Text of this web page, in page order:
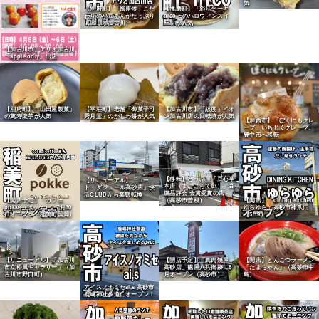
【加古川市】アリオ加古川
「apple only」出店
【別府町】「御座候」こだ
わりの小豆あんがたっぷり
（アリオ加古川）
【播磨町】「彩りケーキ
nico」のハロウィンスイ
ーツが人気
気
【別府町】「山田屋製菓」
の萬寿楽芋が人気
【平荘町】老舗「御菓子司
秀月堂」のかしわ餅が人気
【加古川市】「紋度」イオ
ン加古川店の回転焼が人気
【加西市】「ぼくにもクレ
ープ」いちじくクレープ、
豊中市へ移転
【開店予定】「カフェ
pokke（ポッケ）」7月30
日オープン（稲美町国岡）
【リニューアル】「コー
ト・ダジュール高砂店」快
活CLUBから業態転換
【移転】とうふ屋「豆心亭
本店（まごころてい）」豆
腐品評会 金賞受賞の店
（高砂市曽根）
【開店】「dining kitchen
ゆらゆら」高砂市神爪に
（5/19）
【リニューアル】「加古川
市立松風ギャラリー」（加
古川市野口町）
アイスノオミセai,s 高砂市
鹿嶋神社参道にオープン！
【開店予定】「真肉焼屋
高砂店」籠屋八兵衛跡に8
月オープン（高砂市）
【開店】とんこつラーメン
「たまちゃん」（高砂市中
島）